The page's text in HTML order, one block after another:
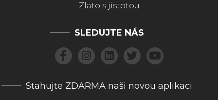
Zlato s jistotou
SLEDUJTE NÁS
Stahujte ZDARMA naši novou aplikaci